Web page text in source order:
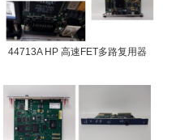
44713A HP 高速FET多路复用器